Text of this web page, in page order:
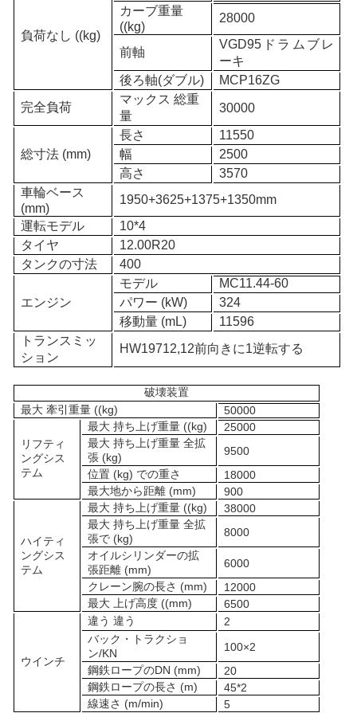
負荷なし ((kg)
カーブ重量
((kg)
28000
前軸
VGD95 ドラムブレ
ーキ
後ろ軸(ダブル) MCP16ZG
完全負荷
マックス 総重
量
30000
総寸法 (mm)
長さ 11550
幅
2500
高さ
3570
車輪ベース
(mm)
1950+3625+1375+1350mm
運転モデル
10*4
タイヤ
12.00R20
タンクの寸法
400
エンジン
モデル
MC11.44-60
パワー (kW)
324
移動量 (mL)
11596
トランスミッ
ション
HW19712,12前向きに1逆転する
破壊装置
最大 牽引重量 ((kg)
50000
リフティ
ングシス
テム
最大 持ち上げ重量 ((kg)
25000
最大 持ち上げ重量 全拡
張 (kg)
9500
位置 (kg) での重さ
18000
最大地から距離 (mm)
900
ハイティ
ングシス
テム
最大 持ち上げ重量 ((kg)
38000
最大 持ち上げ重量 全拡
張で (kg)
8000
オイルシリンダーの拡
張距離 (mm)
6000
クレーン腕の長さ (mm)
12000
最大 上げ高度 ((mm)
6500
ウインチ
違う 違う
2
バック・トラクショ
ン/KN
100×2
鋼鉄ロープのDN (mm)
20
鋼鉄ロープの長さ (m)
45*2
線速さ (m/min)
5